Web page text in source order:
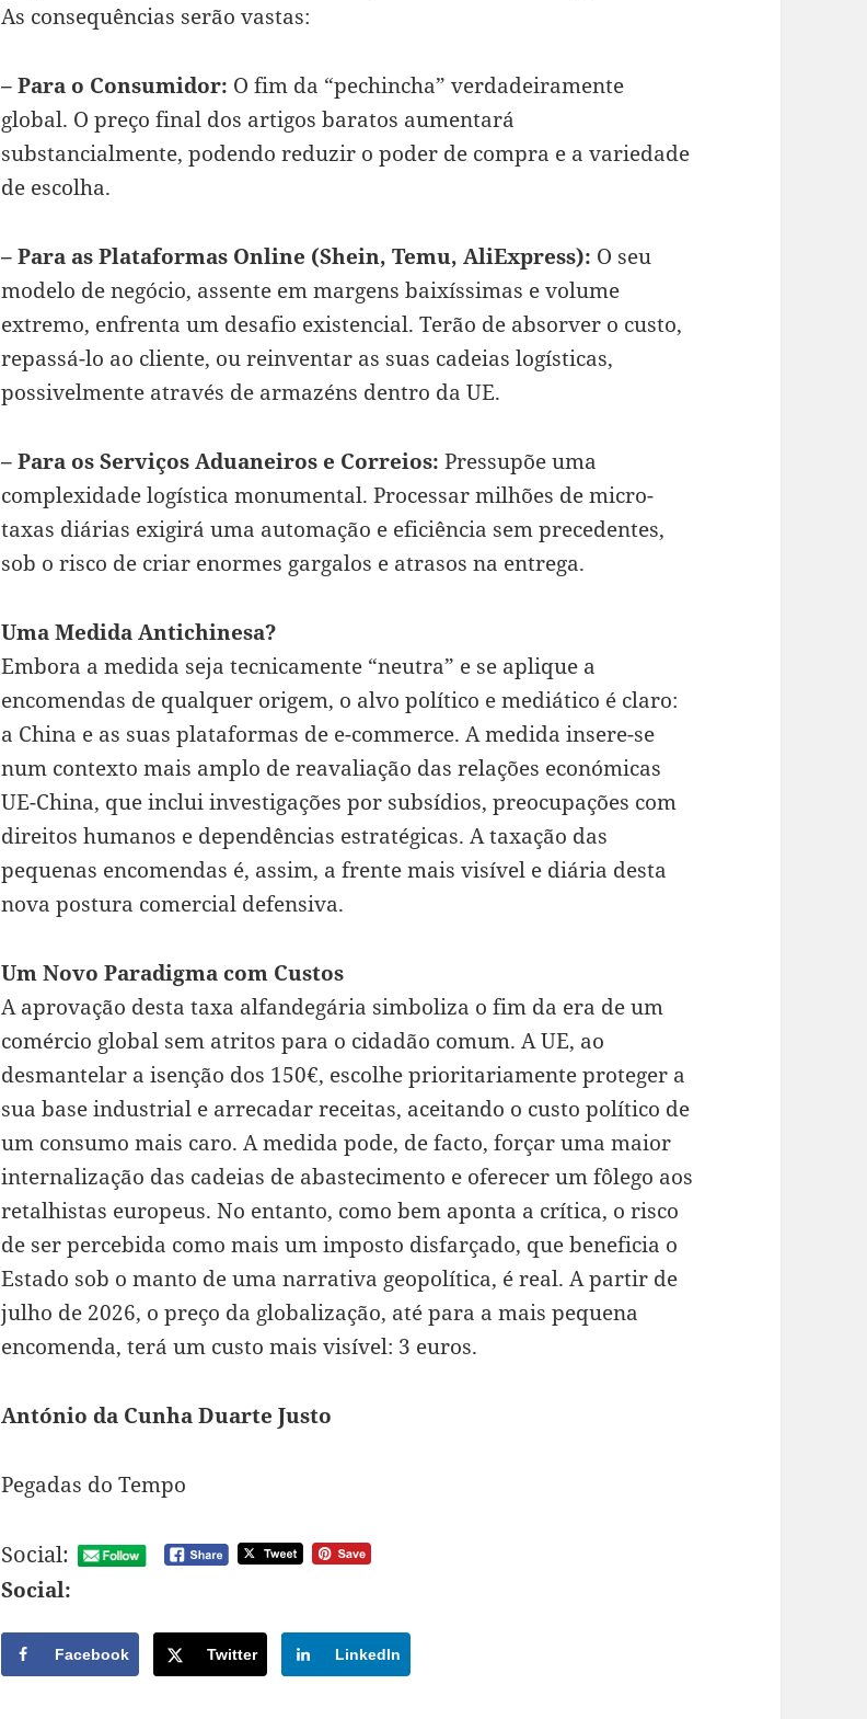
As consequências serão vastas:
– Para o Consumidor: O fim da “pechincha” verdadeiramente
global. O preço final dos artigos baratos aumentará
substancialmente, podendo reduzir o poder de compra e a variedade
de escolha.
– Para as Plataformas Online (Shein, Temu, AliExpress): O seu
modelo de negócio, assente em margens baixíssimas e volume
extremo, enfrenta um desafio existencial. Terão de absorver o custo,
repassá-lo ao cliente, ou reinventar as suas cadeias logísticas,
possivelmente através de armazéns dentro da UE.
– Para os Serviços Aduaneiros e Correios: Pressupõe uma
complexidade logística monumental. Processar milhões de micro-
taxas diárias exigirá uma automação e eficiência sem precedentes,
sob o risco de criar enormes gargalos e atrasos na entrega.
Uma Medida Antichinesa?
Embora a medida seja tecnicamente “neutra” e se aplique a
encomendas de qualquer origem, o alvo político e mediático é claro:
a China e as suas plataformas de e-commerce. A medida insere-se
num contexto mais amplo de reavaliação das relações económicas
UE-China, que inclui investigações por subsídios, preocupações com
direitos humanos e dependências estratégicas. A taxação das
pequenas encomendas é, assim, a frente mais visível e diária desta
nova postura comercial defensiva.
Um Novo Paradigma com Custos
A aprovação desta taxa alfandegária simboliza o fim da era de um
comércio global sem atritos para o cidadão comum. A UE, ao
desmantelar a isenção dos 150€, escolhe prioritariamente proteger a
sua base industrial e arrecadar receitas, aceitando o custo político de
um consumo mais caro. A medida pode, de facto, forçar uma maior
internalização das cadeias de abastecimento e oferecer um fôlego aos
retalhistas europeus. No entanto, como bem aponta a crítica, o risco
de ser percebida como mais um imposto disfarçado, que beneficia o
Estado sob o manto de uma narrativa geopolítica, é real. A partir de
julho de 2026, o preço da globalização, até para a mais pequena
encomenda, terá um custo mais visível: 3 euros.
António da Cunha Duarte Justo
Pegadas do Tempo
Social:
Social:
Facebook Twitter LinkedIn